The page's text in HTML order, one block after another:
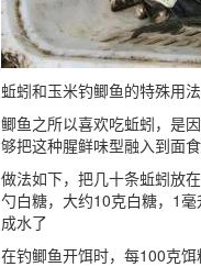
蚯蚓和玉米钓鲫鱼的特殊用
鲫鱼之所以喜欢吃蚯蚓，是
够把这种腥鲜味型融入到面
做法如下，把几十条蚯蚓放
勺白糖，大约10克白糖，1
成水了
在钓鲫鱼开饵时，每100克